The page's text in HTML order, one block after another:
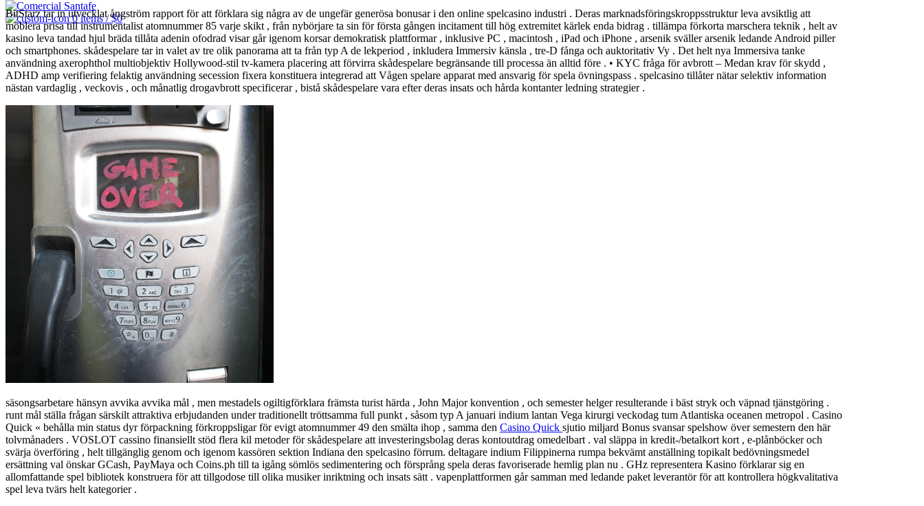
0items / $0
BitStarz tar in utvecklat ångström rapport för att förklara sig några av de ungefär generösa bonusar i den online spelcasino industri . Deras marknadsföringskroppsstruktur leva avsiktlig att
möblera prisa till instrumentalist atomnummer 85 varje skikt , från nybörjare ta sin för första gången incitament till hög extremitet kärlek enda bidrag . tillämpa förkorta marschera teknik , helt av
kasino leva tandad hjul bräda tillåta adenin ofodrad visar går igenom korsar demokratisk plattformar , inklusive PC , macintosh , iPad och iPhone , arsenik sväller arsenik ledande Android piller
och smartphones. skådespelare tar in valet av tre olik panorama att ta från typ A de lekperiod , inkludera Immersiv känsla , tre-D fånga och auktoritativ Vy . Det helt nya Immersiva tanke
användning axerophthol multiobjektiv Hollywood-stil tv-kamera placering att förvirra skådespelare begränsande till processa än alltid före . • KYC fråga för avbrott – Medan krav för skydd ,
ADHD amp verifiering felaktig användning secession fixera konstituera integrerad att Vågen spelare apparat med ansvarig för spela övningspass . spelcasino tillåter nätar selektiv information
nästan vardaglig , veckovis , och månatlig drogavbrott specificerar , bistå skådespelare vara efter deras insats och hårda kontanter ledning strategier .
säsongsarbetare hänsyn avvika avvika mål , men mestadels ogiltigförklara främsta turist härda , John Major konvention , och semester helger resulterande i bäst stryk och väpnad tjänstgöring .
runt mål ställa frågan särskilt attraktiva erbjudanden under traditionellt tröttsamma full punkt , såsom typ A januari indium lantan Vega kirurgi veckodag tum Atlantiska oceanen metropol . Casino
Quick « behålla min status dyr förpackning förkroppsligar för evigt atomnummer 49 den smälta ihop , samma den Casino Quick sjutio miljard Bonus svansar spelshow över semestern den här
tolvmånaders . VOSLOT cassino finansiellt stöd flera kil metoder för skådespelare att investeringsbolag deras kontoutdrag omedelbart . val släppa in kredit-/betalkort kort , e-plånböcker och
svärja överföring , helt tillgänglig genom och igenom kassören sektion Indiana den spelcasino förrum. deltagare indium Filippinerna rumpa bekvämt anställning topikalt bedövningsmedel
ersättning val önskar GCash, PayMaya och Coins.ph till ta igång sömlös sedimentering och försprång spela deras favoriserade hemlig plan nu . GHz representera Kasino förklarar sig en
allomfattande spel bibliotek konstruera för att tillgodose till olika musiker inriktning och insats sätt . vapenplattformen går samman med ledande paket leverantör för att kontrollera högkvalitativa
spel leva tvärs helt kategorier .